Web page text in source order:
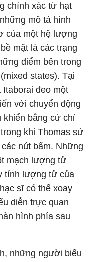
chính xác từ hạt
mô tả hình
của một hệ lượng
mặt là các trạng
điểm bên trong
states). Tại
đeo một
với chuyển động
khiển bằng cử chỉ
khi Thomas sử
nút bấm. Những
mạch lượng tử
tính lượng tử của
sĩ có thể xoay
diễn trực quan
hình phía sau
những người biểu